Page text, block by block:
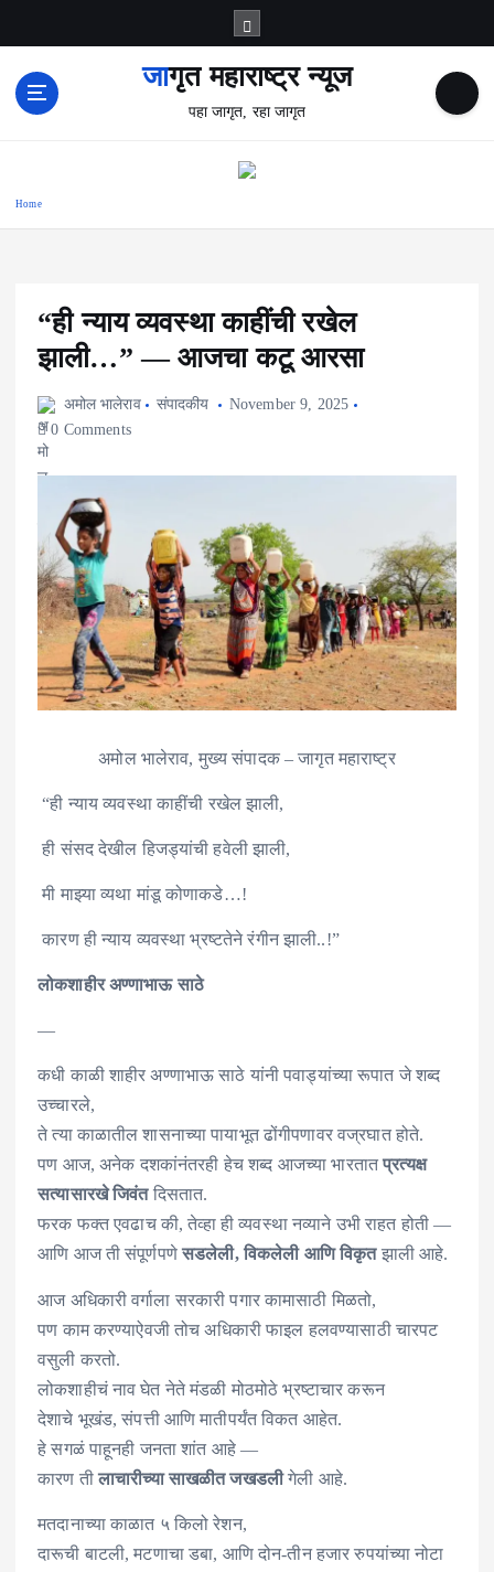
जागृत महाराष्ट्र न्यूज
पहा जागृत, रहा जागृत
Home
“ही न्याय व्यवस्था काहींची रखेल
झाली…” — आजचा कटू आरसा
अमोल भालेराव संपादकीय
November 9, 2025
0 Comments
अमोल भालेराव, मुख्य संपादक – जागृत महाराष्ट्र
“ही न्याय व्यवस्था काहींची रखेल झाली,
ही संसद देखील हिजड्यांची हवेली झाली,
मी माझ्या व्यथा मांडू कोणाकडे…!
कारण ही न्याय व्यवस्था भ्रष्टतेने रंगीन झाली..!”
लोकशाहीर अण्णाभाऊ साठे
—
कधी काळी शाहीर अण्णाभाऊ साठे यांनी पवाड्यांच्या रूपात जे शब्द
उच्चारले,
ते त्या काळातील शासनाच्या पायाभूत ढोंगीपणावर वज्रघात होते.
पण आज, अनेक दशकांनंतरही हेच शब्द आजच्या भारतातप्रत्यक्ष
सत्यासारखे जिवंतदिसतात.
फरक फक्त एवढाच की, तेव्हा ही व्यवस्था नव्याने उभी राहत होती —
आणि आज ती संपूर्णपणेसडलेली, विकलेली आणि विकृतझाली आहे.
आज अधिकारी वर्गाला सरकारी पगार कामासाठी मिळतो,
पण काम करण्याऐवजी तोच अधिकारी फाइल हलवण्यासाठी चारपट
वसुली करतो.
लोकशाहीचं नाव घेत नेते मंडळी मोठमोठे भ्रष्टाचार करून
देशाचे भूखंड, संपत्ती आणि मातीपर्यंत विकत आहेत.
हे सगळं पाहूनही जनता शांत आहे —
कारण तीलाचारीच्या साखळीत जखडलीगेली आहे.
मतदानाच्या काळात ५ किलो रेशन,
दारूची बाटली, मटणाचा डबा, आणि दोन-तीन हजार रुपयांच्या नोटा